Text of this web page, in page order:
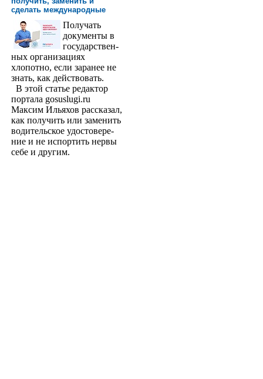
сделать международ­ные
Получать
доку­менты в
государствен­
ных организациях
хлопотно, если заранее не
знать, как действовать.
В этой статье редактор
портала gosuslugi.ru
Максим Ильяхов рассказал,
как получить или заменить
водительское удостовере­
ние и не испортить нервы
себе и другим.